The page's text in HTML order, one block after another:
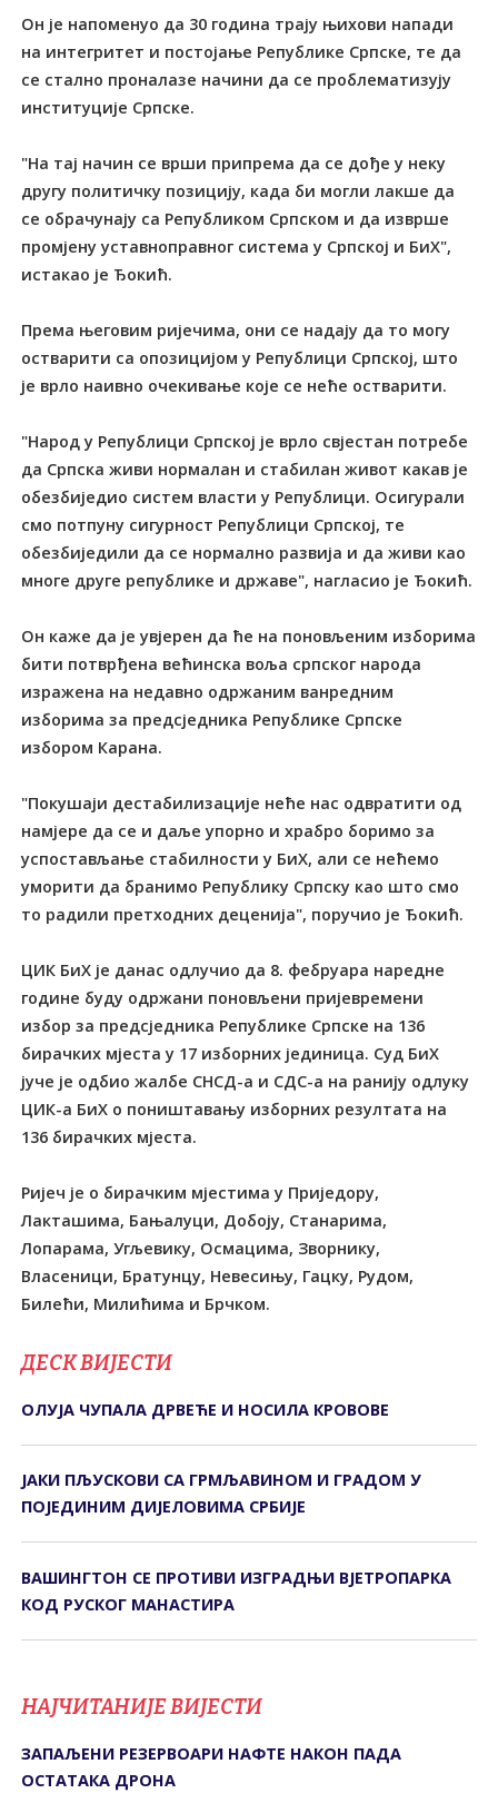
Он је напоменуо да 30 година трају њихови напади
на интегритет и постојање Републике Српске, те да
се стално проналазе начини да се проблематизују
институције Српске.
"На тај начин се врши припрема да се дође у неку
другу политичку позицију, када би могли лакше да
се обрачунају са Републиком Српском и да изврше
промјену уставноправног система у Српској и БиХ",
истакао је Ђокић.
Према његовим ријечима, они се надају да то могу
остварити са опозицијом у Републици Српској, што
је врло наивно очекивање које се неће остварити.
"Народ у Републици Српској је врло свјестан потребе
да Српска живи нормалан и стабилан живот какав је
обезбиједио систем власти у Републици. Осигурали
смо потпуну сигурност Републици Српској, те
обезбиједили да се нормално развија и да живи као
многе друге републике и државе", нагласио је Ђокић.
Он каже да је увјерен да ће на поновљеним изборима
бити потврђена већинска воља српског народа
изражена на недавно одржаним ванредним
изборима за предсједника Републике Српске
избором Карана.
"Покушаји дестабилизације неће нас одвратити од
намјере да се и даље упорно и храбро боримо за
успостављање стабилности у БиХ, али се нећемо
уморити да бранимо Републику Српску као што смо
то радили претходних деценија", поручио је Ђокић.
ЦИК БиХ је данас одлучио да 8. фебруара наредне
године буду одржани поновљени пријевремени
избор за предсједника Републике Српске на 136
бирачких мјеста у 17 изборних јединица. Суд БиХ
јуче је одбио жалбе СНСД-а и СДС-а на ранију одлуку
ЦИК-а БиХ о поништавању изборних резултата на
136 бирачких мјеста.
Ријеч је о бирачким мјестима у Приједору,
Лакташима, Бањалуци, Добоју, Станарима,
Лопарама, Угљевику, Осмацима, Зворнику,
Власеници, Братунцу, Невесињу, Гацку, Рудом,
Билећи, Милићима и Брчком.
ДЕСК ВИЈЕСТИ
ОЛУЈА ЧУПАЛА ДРВЕЋЕ И НОСИЛА КРОВОВЕ
ЈАКИ ПЉУСКОВИ СА ГРМЉАВИНОМ И ГРАДОМ У
ПОЈЕДИНИМ ДИЈЕЛОВИМА СРБИЈЕ
ВАШИНГТОН СЕ ПРОТИВИ ИЗГРАДЊИ ВЈЕТРОПАРКА
КОД РУСКОГ МАНАСТИРА
НАЈЧИТАНИЈЕ ВИЈЕСТИ
ЗАПАЉЕНИ РЕЗЕРВОАРИ НАФТЕ НАКОН ПАДА
ОСТАТАКА ДРОНА